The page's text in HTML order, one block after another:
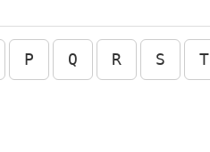
P Q R S T